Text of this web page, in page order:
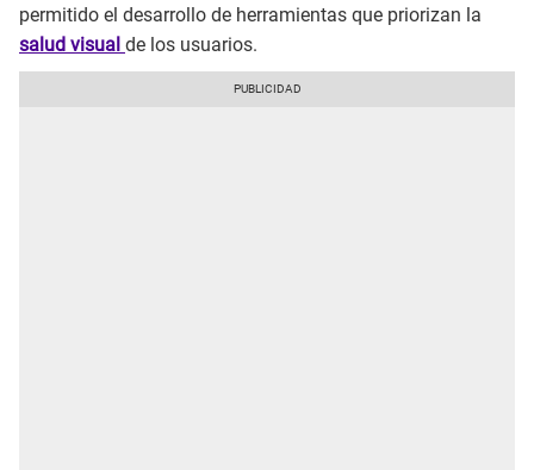
permitido el desarrollo de herramientas que priorizan la
salud visual de los usuarios.